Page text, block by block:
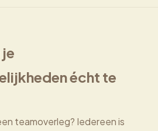
écht te
teamoverleg? Iedereen is